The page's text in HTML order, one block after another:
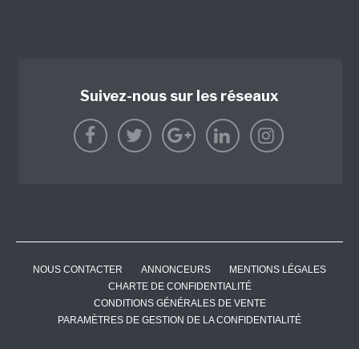
Suivez-nous sur les réseaux
NOUS CONTACTER ANNONCEURS
MENTIONS LÉGALES
CHARTE DE CONFIDENTIALITÉ
CONDITIONS GÉNÉRALES DE VENTE
PARAMÈTRES DE GESTION DE LA CONFIDENTIALITÉ